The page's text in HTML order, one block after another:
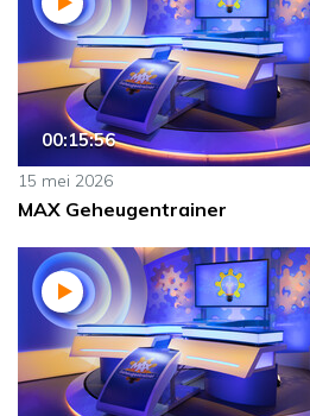
00:15:56
15 mei 2026
MAX Geheugentrainer